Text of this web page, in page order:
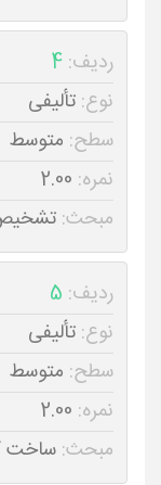
ردیف: 4
نوع: تألیفی
سطح: متوسط
نمره: 2.00
مبحث:
ردیف: 5
نوع: تألیفی
سطح: متوسط
نمره: 2.00
مبحث: ساخت